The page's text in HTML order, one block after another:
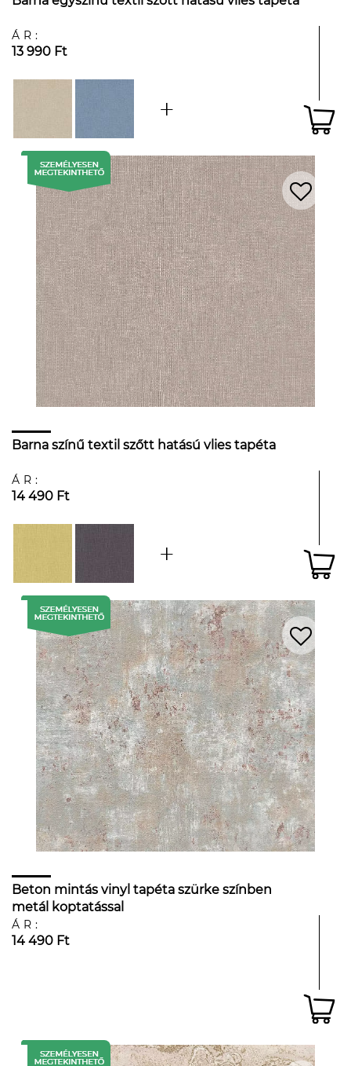
ÁR:
13 990 Ft
Barna színű textil szőtt hatású vlies tapéta
ÁR:
14 490 Ft
Beton mintás vinyl tapéta szürke színben
metál koptatással
ÁR:
14 490 Ft